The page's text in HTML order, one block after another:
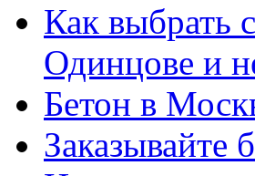
Как выбрать
Одинцове и
Бетон в